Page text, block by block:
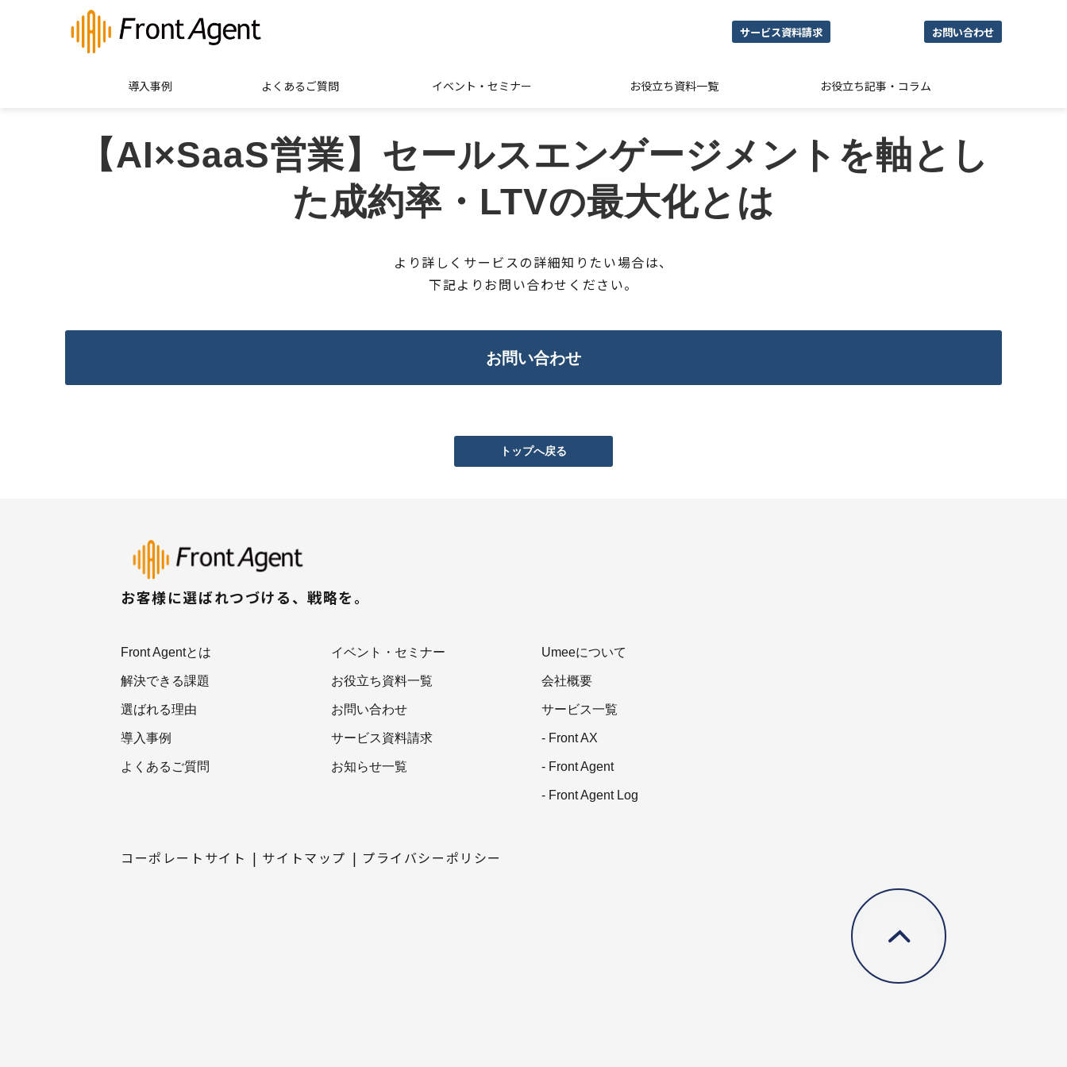
サービス資料請求 お問い合わせ
導入事例 よくあるご質問 イベント・セミナー お役立ち資料一覧 お役立ち記事・コラム
【AI×SaaS営業】セールスエンゲージメントを軸とし
た成約率・LTVの最大化とは
より詳しくサービスの詳細知りたい場合は、
下記よりお問い合わせください。
お問い合わせ
トップへ戻る
お客様に選ばれつづける、戦略を。
Front Agentとは
解決できる課題
選ばれる理由
導入事例
よくあるご質問
イベント・セミナー
お役立ち資料一覧
お問い合わせ
サービス資料請求
お知らせ一覧
Umeeについて
会社概要
サービス一覧
- Front AX
- Front Agent
- Front Agent Log
コーポレートサイト サイトマップ プライバシーポリシー